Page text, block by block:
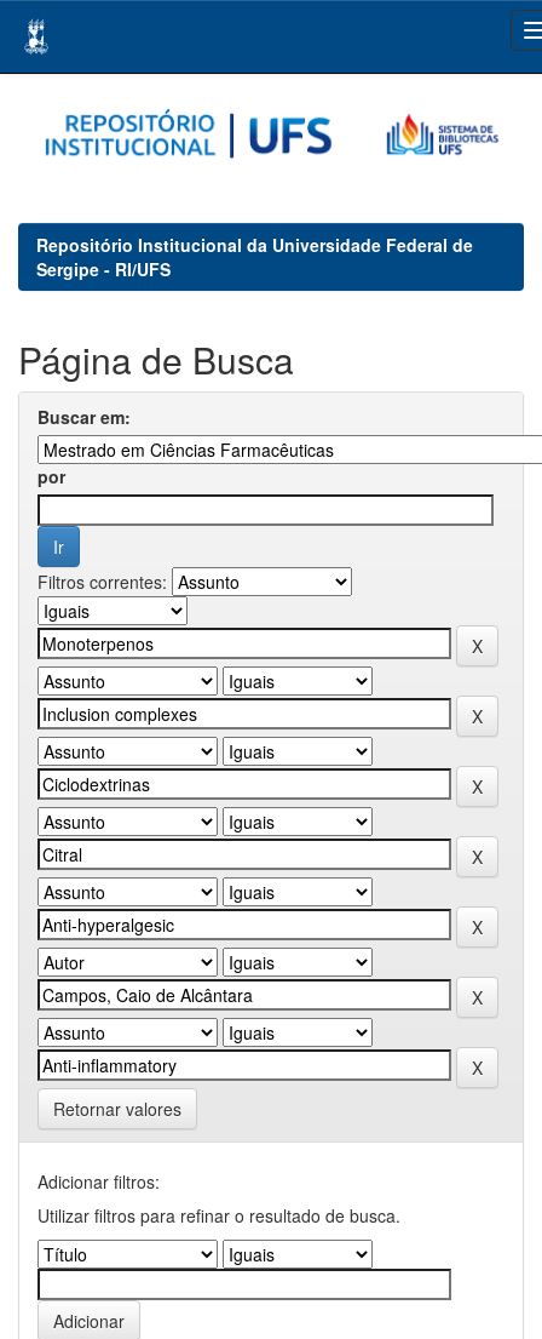
navigation
Repositório Institucional da Universidade Federal de
Sergipe - RI/UFS
Página de Busca
Buscar em:
por
Filtros correntes:
Retornar valores
Adicionar filtros:
Utilizar filtros para refinar o resultado de busca.